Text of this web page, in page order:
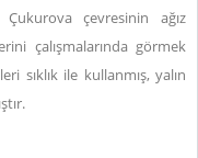
çevresinin ağız
çalışmalarında görmek
sıklık ile kullanmış, yalın